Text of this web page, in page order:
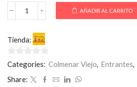
Pollo
cantidad
AÑADIR AL CARRITO
Tienda:
0
5
Categories: Colmenar Viejo Entrantes
Share: